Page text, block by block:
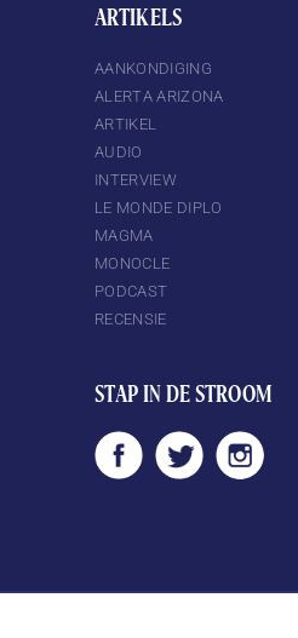
ARTIKELS
AANKONDIGING
ALERTA ARIZONA
ARTIKEL
AUDIO
INTERVIEW
LE MONDE DIPLO
MAGMA
MONOCLE
PODCAST
RECENSIE
STAP IN DE STROOM